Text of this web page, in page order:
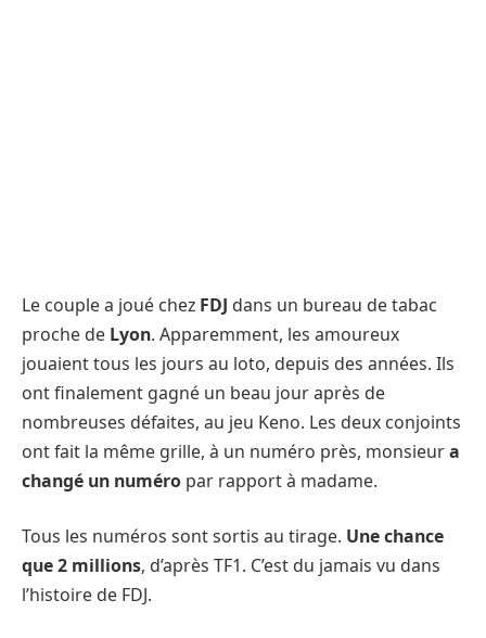
Le couple a joué chez FDJ dans un bureau de tabac
proche de Lyon. Apparemment, les amoureux
jouaient tous les jours au loto, depuis des années. Ils
ont finalement gagné un beau jour après de
nombreuses défaites, au jeu Keno. Les deux conjoints
ont fait la même grille, à un numéro près, monsieura
changé un numéro par rapport à madame.
Tous les numéros sont sortis au tirage. Une chance
que 2 millions, d’après TF1. C’est du jamais vu dans
l’histoire de FDJ.